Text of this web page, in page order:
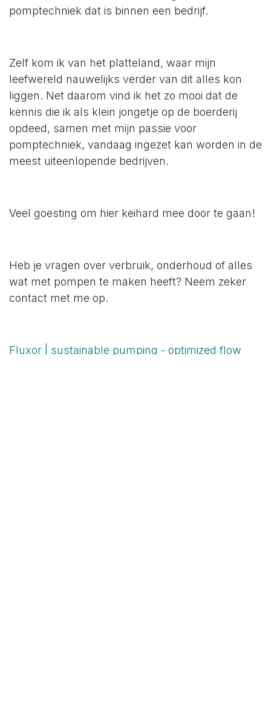
pomptechniek dat is binnen een bedrijf.
Zelf kom ik van het platteland, waar mijn
leefwereld nauwelijks verder van dit alles kon
liggen. Net daarom vind ik het zo mooi dat de
kennis die ik als klein jongetje op de boerderij
opdeed, samen met mijn passie voor
pomptechniek, vandaag ingezet kan worden in de
meest uiteenlopende bedrijven.
Veel goesting om hier keihard mee door te gaan!
Heb je vragen over verbruik, onderhoud of alles
wat met pompen te maken heeft? Neem zeker
contact met me op.
Fluxor | sustainable pumping - optimized flow